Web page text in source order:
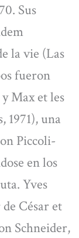
Sus
la vie (Las
fueron
Max et les
una
Piccoli-
en los
Yves
César et
Schneider,